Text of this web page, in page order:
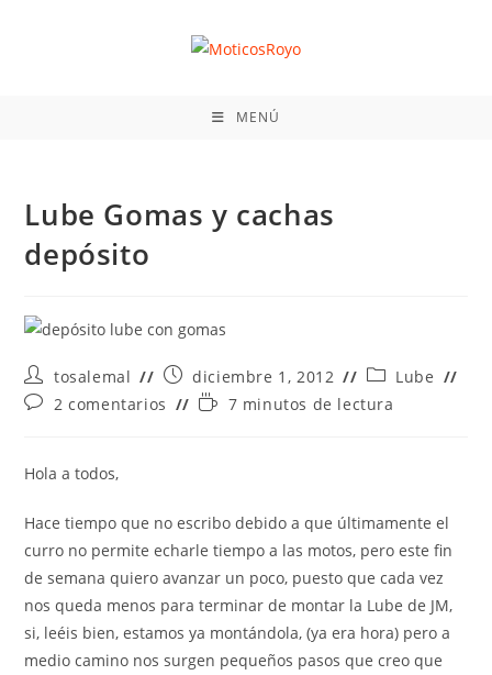
MENÚ
Lube Gomas y cachas
depósito
Autor
de
la
tosalemal
Publicación
de
la
diciembre 1, 2012
Categoría
la
Lube
Comentarios
entrada:
2 comentarios
Tiempo7 minutos de lectura
Hola a todos,
Hace tiempo que no escribo debido a que últimamente el
curro no permite echarle tiempo a las motos, pero este fin
de semana quiero avanzar un poco, puesto que cada vez
nos queda menos para terminar de montar la Lube de JM,
si, leéis bien, estamos ya montándola, (ya era hora) pero a
medio camino nos surgen pequeños pasos que creo que